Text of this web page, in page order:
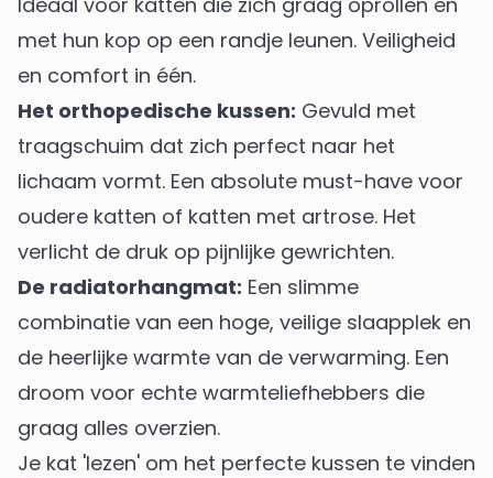
met hun kop op een randje leunen. Veiligheid
en comfort in één.
Het orthopedische kussen: Gevuld met
traagschuim dat zich perfect naar het
lichaam vormt. Een absolute must-have voor
oudere katten of katten met artrose. Het
verlicht de druk op pijnlijke gewrichten.
De radiatorhangmat: Een slimme
combinatie van een hoge, veilige slaapplek en
de heerlijke warmte van de verwarming. Een
droom voor echte warmteliefhebbers die
graag alles overzien.
Je kat 'lezen' om het perfecte kussen te vinden